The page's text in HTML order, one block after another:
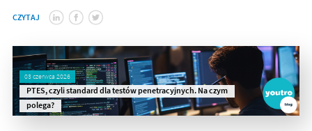
CZYTAJ
03 czerwca 2026
PTES, czyli standard dla testów penetracyjnych. Na czym
polega?